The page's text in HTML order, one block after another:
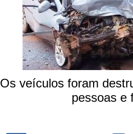
Os veículos foram
pessoas e